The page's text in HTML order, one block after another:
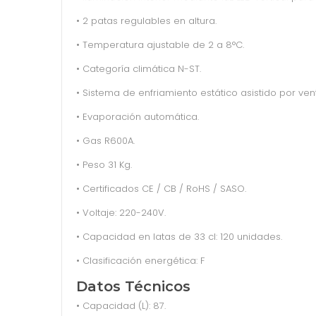
• 2 patas regulables en altura.
• Temperatura ajustable de 2 a 8°C.
• Categoría climática N-ST.
• Sistema de enfriamiento estático asistido por
• Evaporación automática.
• Gas R600A.
• Peso 31 Kg.
• Certificados CE / CB / RoHS / SASO.
• Voltaje: 220-240V.
• Capacidad en latas de 33 cl: 120 unidades.
• Clasificación energética: F
Datos Técnicos
• Capacidad (L): 87.